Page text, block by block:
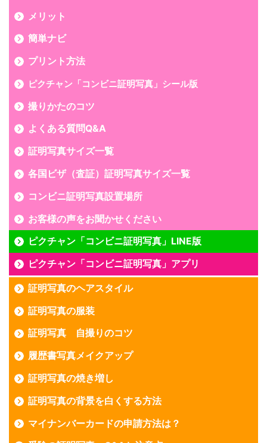
メリット
簡単ナビ
プリント方法
ピクチャン「コンビニ証明写真」シール版
撮りかたのコツ
よくある質問Q&A
証明写真サイズ一覧
各国ビザ（査証）証明写真サイズ一覧
コンビニ証明写真設置場所
お客様の声をお聞かせください
ピクチャン「コンビニ証明写真」LINE版
ピクチャン「コンビニ証明写真」アプリ
証明写真のヘアスタイル
証明写真の服装
証明写真 自撮りのコツ
履歴書写真メイクアップ
証明写真の焼き増し
証明写真の背景を白くする方法
マイナンバーカードの申請方法は？